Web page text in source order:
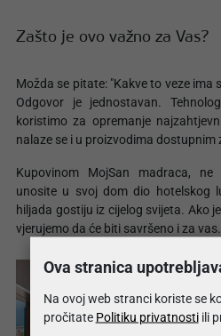
Zašto je ovo važno za Vas?
Možda se pitate: "Kakve to veze ima
Odgovor je jednostavan.
koristimo za opremanje
nalaze se i u proizvodima dostupnim
Kupovinom MojSan madraca,
unosite u svoj dom dio hotelskog
hiljada gostiju iz cijelog svijeta. Ako
vjerujemo da će biti savršeno i za vas.
Ova stranica
Na ovoj web stranci koriste se
pročitate Politiku privatnostiili